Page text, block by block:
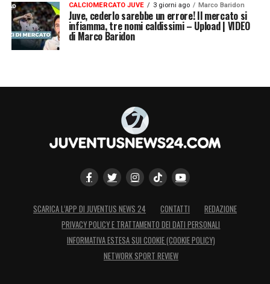
CALCIOMERCATO JUVE 3 giorni ago Marco Baridon
Juve, cederlo sarebbe un errore! Il mercato si
infiamma, tre nomi caldissimi – Upload | VIDEO
di Marco Baridon
SCARICA L’APP DI JUVENTUS NEWS 24 CONTATTI
REDAZIONE
PRIVACY POLICY E TRATTAMENTO DEI DATI PERSONALI
INFORMATIVA ESTESA SUI COOKIE (COOKIE POLICY)
NETWORK SPORT REVIEW